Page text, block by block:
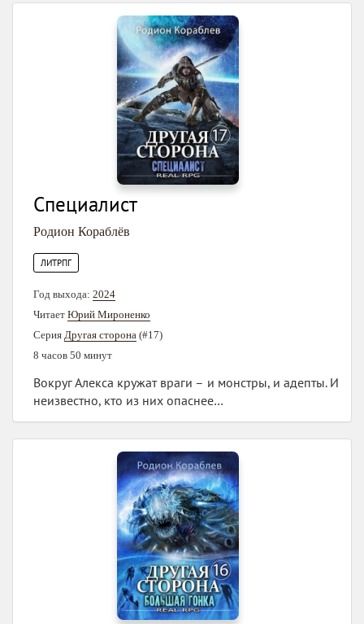
Специалист
Родион Кораблёв
ЛИТРПГ
Год выхода: 2024
Читает Юрий Мироненко
Серия Другая сторона (#17)
8 часов 50 минут
Вокруг Алекса кружат враги – и монстры, и адепты. И
неизвестно, кто из них опаснее…